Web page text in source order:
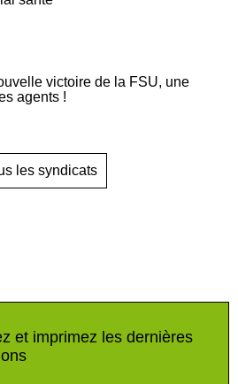
victoire de la FSU, une
agents !
les syndicats
et imprimez les dernières